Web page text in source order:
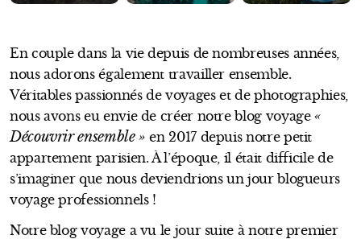
En couple dans la vie depuis de nombreuses années,
nous adorons également travailler ensemble.
Véritables passionnés de voyages et de photographies,
nous avons eu envie de créer notre blog voyage«
Découvrir ensemble » en 2017 depuis notre petit
appartement parisien. À l’époque, il était difficile de
s’imaginer que nous deviendrions un jour blogueurs
voyage professionnels !
Notre blog voyage a vu le jour suite à notre premier